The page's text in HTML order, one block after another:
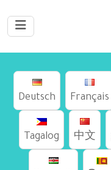
Français
Deutsch
中文
Tagalog